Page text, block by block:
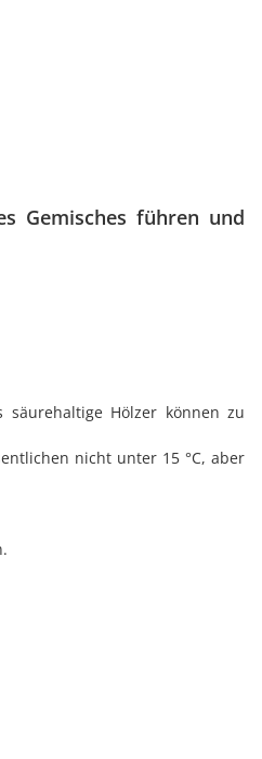
Gemisches führen und
Hölzer können zu
nicht unter 15 °C, aber